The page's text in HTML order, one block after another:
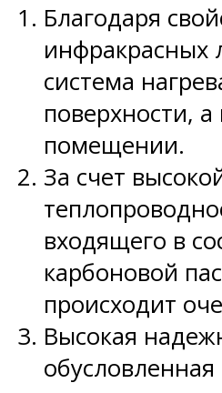
Благодаря
инфракрасных
система
поверхности, а
помещении.
За счет
входящего в
карбоновой
происходит
Высокая